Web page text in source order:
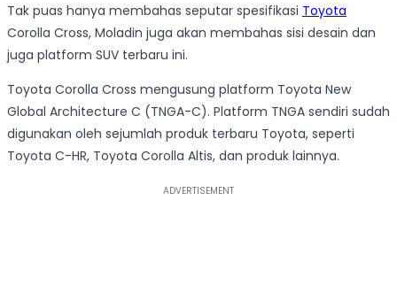
Tak puas hanya membahas seputar spesifikasi Toyota
Corolla Cross, Moladin juga akan membahas sisi desain dan
juga platform SUV terbaru ini.
Toyota Corolla Cross mengusung platform Toyota New
Global Architecture C (TNGA-C). Platform TNGA sendiri sudah
digunakan oleh sejumlah produk terbaru Toyota, seperti
Toyota C-HR, Toyota Corolla Altis, dan produk lainnya.